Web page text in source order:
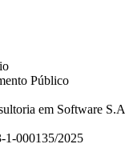
Público
em Software S.A
1-000135/2025